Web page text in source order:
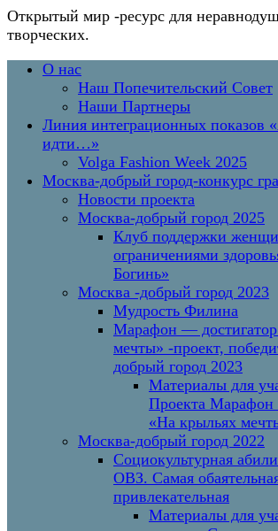
Открытый мир -ресурс для
творческих.
Перейти
содержимому
Основное
О нас
Наш Попечительский Совет
Наши Партнеры
Линия интеграционных показов
идти…»
Volga Fashion Week 2025
Москва-добрый город-конкурс
Новости проекта
Москва-добрый город 2025
Клуб поддержки
ограничениями
Богинь»
Москва -добрый город 2023
Мудрость Филина
Марафон —
мечты» -проект,
добрый город 2023
Материалы для
Проекта Марафон
«На крыльях
Москва-добрый город 2022
Социокультурная
ОВЗ. Самая
привлекательная
Материалы для